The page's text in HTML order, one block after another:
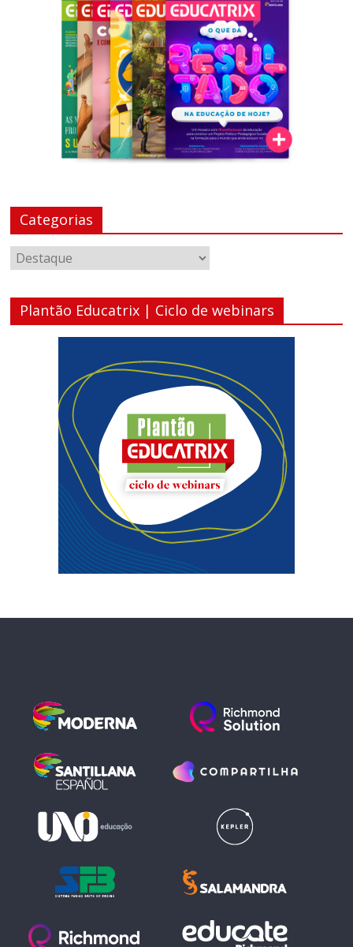
Categorias
Categorias
Plantão Educatrix | Ciclo de webinars